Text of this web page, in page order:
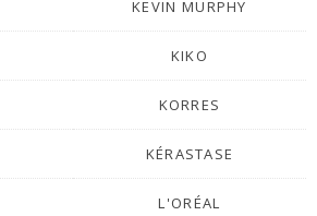
KEVIN MURPHY
KIKO
KORRES
KÉRASTASE
L'ORÉAL